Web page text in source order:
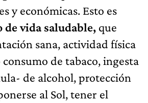
y económicas. Esto es
vida saludable, que
sana, actividad física
de tabaco, ingesta
de alcohol, protección
al Sol, tener el